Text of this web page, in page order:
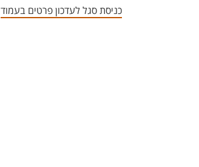
כניסת סגל לעדכון פרטים בעמוד